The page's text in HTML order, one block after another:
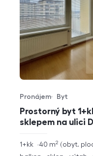
Prostorný byt
sklepem na ulici
Typ nabídky
Pronájem
Typ nemovitosti
Byt
rozměry
1+kk obyt.
40 m2